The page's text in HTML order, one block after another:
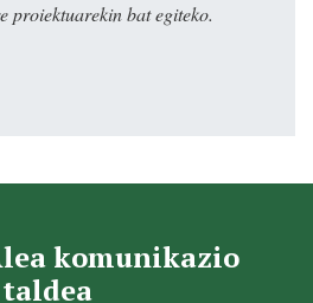
proiektuarekin bat egiteko.
komunikazio
taldea